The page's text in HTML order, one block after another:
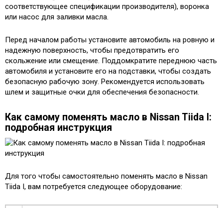
соответствующее спецификации производителя), воронка
или насос для заливки масла.
Перед началом работы установите автомобиль на ровную и
надежную поверхность, чтобы предотвратить его
скольжение или смещение. Поддомкратите переднюю часть
автомобиля и установите его на подставки, чтобы создать
безопасную рабочую зону. Рекомендуется использовать
шлем и защитные очки для обеспечения безопасности.
Как самому поменять масло в Nissan Tiida I:
подробная инструкция
Для того чтобы самостоятельно поменять масло в Nissan
Tiida I, вам потребуется следующее оборудование: